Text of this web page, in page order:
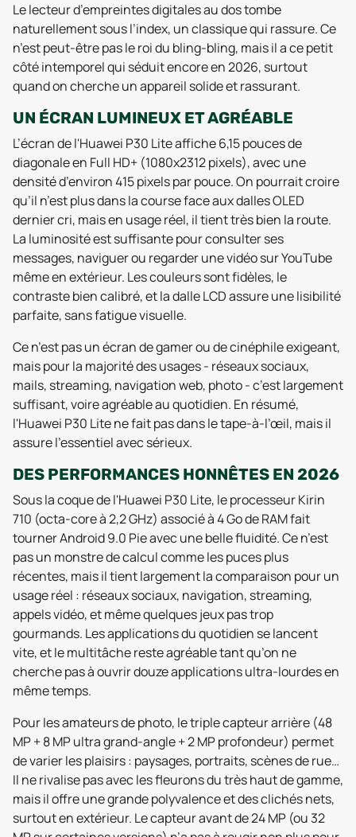
Le lecteur d’empreintes digitales au dos tombe
naturellement sous l’index, un classique qui rassure. Ce
n’est peut-être pas le roi du bling-bling, mais il a ce petit
côté intemporel qui séduit encore en 2026, surtout
quand on cherche un appareil solide et rassurant.
UN ÉCRAN LUMINEUX ET AGRÉABLE
L’écran de l'Huawei P30 Lite affiche 6,15 pouces de
diagonale en Full HD+ (1080x2312 pixels), avec une
densité d’environ 415 pixels par pouce. On pourrait croire
qu’il n’est plus dans la course face aux dalles OLED
dernier cri, mais en usage réel, il tient très bien la route.
La luminosité est suffisante pour consulter ses
messages, naviguer ou regarder une vidéo sur YouTube
même en extérieur. Les couleurs sont fidèles, le
contraste bien calibré, et la dalle LCD assure une lisibilité
parfaite, sans fatigue visuelle.
Ce n’est pas un écran de gamer ou de cinéphile exigeant,
mais pour la majorité des usages - réseaux sociaux,
mails, streaming, navigation web, photo - c’est largement
suffisant, voire agréable au quotidien. En résumé,
l'Huawei P30 Lite ne fait pas dans le tape-à-l’œil, mais il
assure l’essentiel avec sérieux.
DES PERFORMANCES HONNÊTES EN 2026
Sous la coque de l'Huawei P30 Lite, le processeur Kirin
710 (octa-core à 2,2 GHz) associé à 4 Go de RAM fait
tourner Android 9.0 Pie avec une belle fluidité. Ce n’est
pas un monstre de calcul comme les puces plus
récentes, mais il tient largement la comparaison pour un
usage réel : réseaux sociaux, navigation, streaming,
appels vidéo, et même quelques jeux pas trop
gourmands. Les applications du quotidien se lancent
vite, et le multitâche reste agréable tant qu’on ne
cherche pas à ouvrir douze applications ultra-lourdes en
même temps.
Pour les amateurs de photo, le triple capteur arrière (48
MP + 8 MP ultra grand-angle + 2 MP profondeur) permet
de varier les plaisirs : paysages, portraits, scènes de rue…
Il ne rivalise pas avec les fleurons du très haut de gamme,
mais il offre une grande polyvalence et des clichés nets,
surtout en extérieur. Le capteur avant de 24 MP (ou 32